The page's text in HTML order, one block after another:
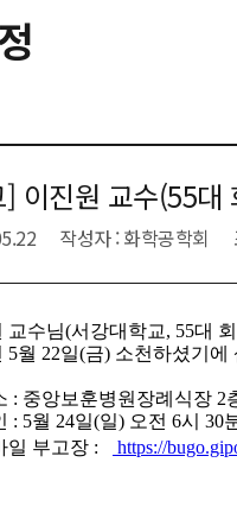
이진원 교수(55대
작성자 : 화학공학회